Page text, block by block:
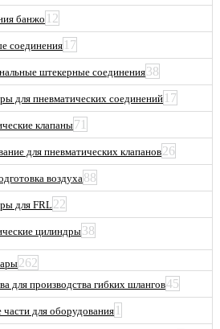
банжо 12
соединения 17
штекерные соединения38
для пневматических соединений17
клапаны71
для пневматических клапанов26
воздуха88
для FRL22
цилиндры38
262
для производства гибких шлангов45
части для оборудования 1